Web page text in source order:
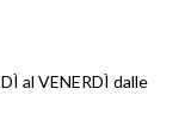
al VENERDÌ dalle